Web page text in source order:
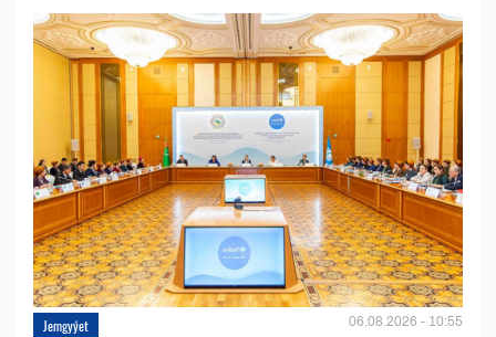
Jemgyýet 06.08.2026 - 10:55